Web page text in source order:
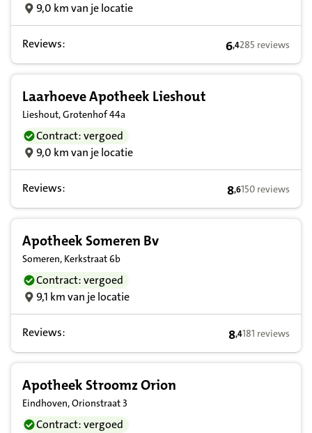
9,0 km van je locatie
Reviews: 6,4 op basis van
6,4285 reviews
Laarhoeve Apotheek Lieshout
Lieshout, Grotenhof 44a
Contract: vergoed
9,0 km van je locatie
Reviews: 8,6 op basis van
8,6150 reviews
Apotheek Someren Bv
Someren, Kerkstraat 6b
Contract: vergoed
9,1 km van je locatie
Reviews: 8,4 op basis van
8,4181 reviews
Apotheek Stroomz Orion
Eindhoven, Orionstraat 3
Contract: vergoed